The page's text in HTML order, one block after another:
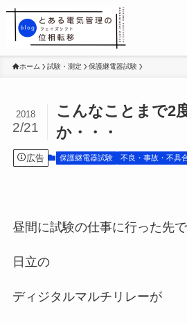
ホーム 試験・測定 保護継電器試験
こんなことまで2
か・・・
2018
2/21
広告 保護継電器試験 不良・事故・不具
昼間に試験の仕事に行った先で
日立の
ディジタルマルチリレーが